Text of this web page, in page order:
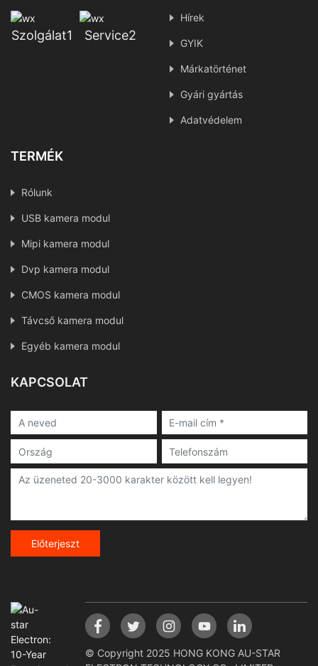
Szolgálat1 Service2
Hírek
GYIK
Márkatörténet
Gyári gyártás
Adatvédelem
TERMÉK
Rólunk
USB kamera modul
Mipi kamera modul
Dvp kamera modul
CMOS kamera modul
Távcső kamera modul
Egyéb kamera modul
KAPCSOLAT
Előterjeszt
© Copyright 2025 HONG KONG AU-STAR